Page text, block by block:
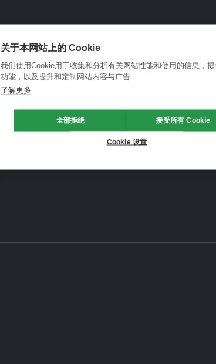
关于本网站上的 Cookie
我们使用Cookie用于收集和分析有关网站性能和使用的信息，
功能，以及提升和定制网站内容与广告
了解更多
全部拒绝 接受所有 Cookie
Cookie 设置